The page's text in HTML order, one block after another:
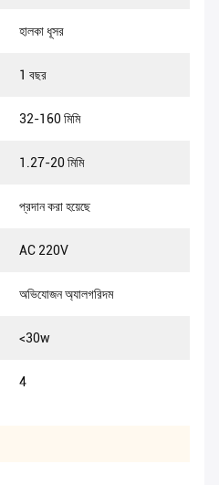
হালকা ধূসর
1 বছর
32-160 মিমি
1.27-20 মিমি
প্রদান করা হয়েছে
AC 220V
অভিযোজন অ্যালগরিদম
<30w
4